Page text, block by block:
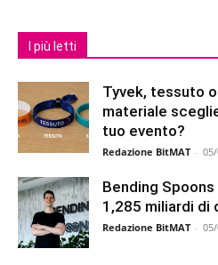
I più letti
Tyvek, tessuto
materiale
tuo evento?
Redazione BitMAT -
Bending
1,285 miliardi di
Redazione BitMAT -